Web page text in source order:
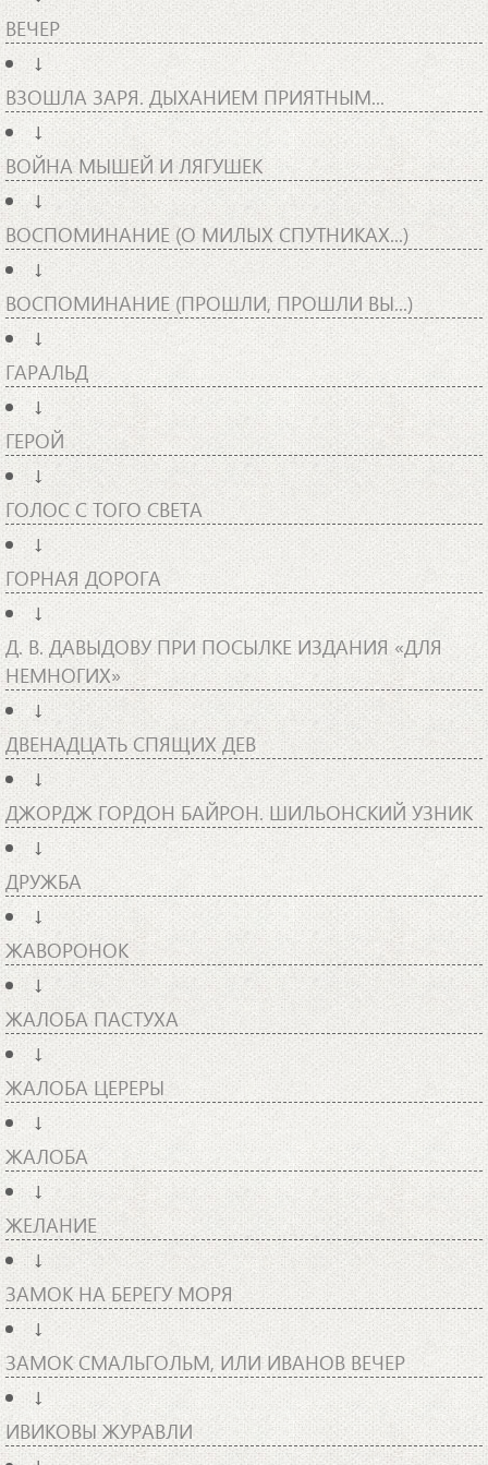
ВЕЧЕР
↓
ВЗОШЛА ЗАРЯ. ДЫХАНИЕМ ПРИЯТНЫМ...
↓
ВОЙНА МЫШЕЙ И ЛЯГУШЕК
↓
ВОСПОМИНАНИЕ (О МИЛЫХ СПУТНИКАХ...)
↓
ВОСПОМИНАНИЕ (ПРОШЛИ, ПРОШЛИ ВЫ...)
↓
ГАРАЛЬД
↓
ГЕРОЙ
↓
ГОЛОС С ТОГО СВЕТА
↓
ГОРНАЯ ДОРОГА
↓
Д. В. ДАВЫДОВУ ПРИ ПОСЫЛКЕ ИЗДАНИЯ «ДЛЯ
НЕМНОГИХ»
↓
ДВЕНАДЦАТЬ СПЯЩИХ ДЕВ
↓
ДЖОРДЖ ГОРДОН БАЙРОН. ШИЛЬОНСКИЙ УЗНИК
↓
ДРУЖБА
↓
ЖАВОРОНОК
↓
ЖАЛОБА ПАСТУХА
↓
ЖАЛОБА ЦЕРЕРЫ
↓
ЖАЛОБА
↓
ЖЕЛАНИЕ
↓
ЗАМОК НА БЕРЕГУ МОРЯ
↓
ЗАМОК СМАЛЬГОЛЬМ, ИЛИ ИВАНОВ ВЕЧЕР
↓
ИВИКОВЫ ЖУРАВЛИ